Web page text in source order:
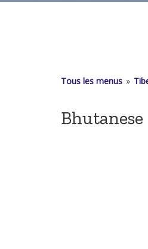
Tous les menus »
Bhutanese